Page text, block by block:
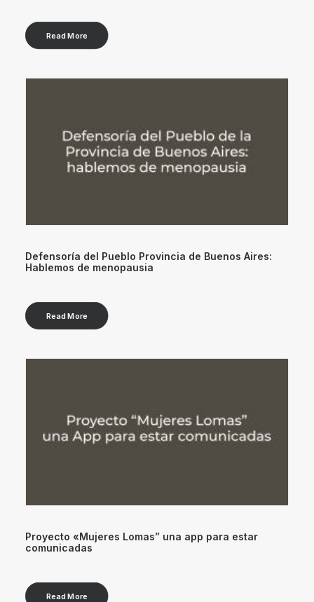
Read More
Defensoría del Pueblo Provincia de Buenos Aires:
Hablemos de menopausia
Read More
Proyecto «Mujeres Lomas” una app para estar
comunicadas
Read More